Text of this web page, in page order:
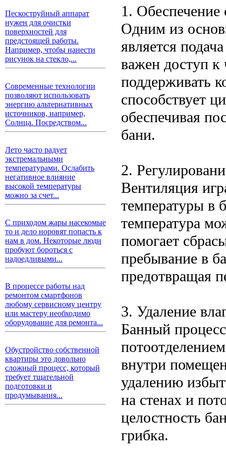
Пескоструйный аппарат
нужен для очистки
поверхностей для
предстоящей работы.
Например, чтобы нанести
рисунок на стекло,...
Современные технологии
позволяют использовать
энергию альтернативных
источников, например,
Солнца. Посредством...
Лето часто радует
экстремальными
температурами. Ослабить
негативное влияние
высокой температуры
можно за счет...
С приходом жары насекомые
то и дело норовят попасть к
нам в дом. Некоторые люди
пробуют бороться с
надоедливыми...
В процессе работы над
ремонтом смартфонов
любому сервисному центру
или мастеру необходимо
оборудование для ремонта...
Обустройство собственной
квартиры это довольно
сложный процесс, который
требует тщательной
подготовки и
продумывания...
1. Обеспечение
Одним из
является
важен доступ к
поддерживать
способствует
обеспечивая
бани.
2.
Вентиляция
температуры в
температура
помогает
пребывание в
предотвращая
3. Удаление
Банный
внутри
удалению
на стенах и
целостность
грибка.